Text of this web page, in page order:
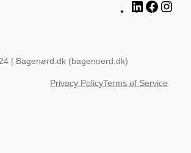
L
I
F
o
| Bagenørd.dk (bagenoerd.dk)
Privacy PolicyTerms of Service